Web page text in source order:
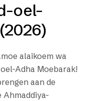
oel-
alaikoem wa
Adha Moebarak!
aan de
Ahmaddiya-